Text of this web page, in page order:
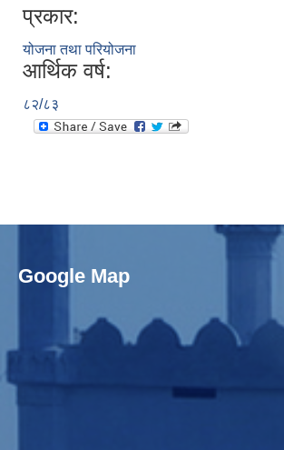
प्रकार:
योजना तथा परियोजना
आर्थिक वर्ष:
८२/८३
Google Map